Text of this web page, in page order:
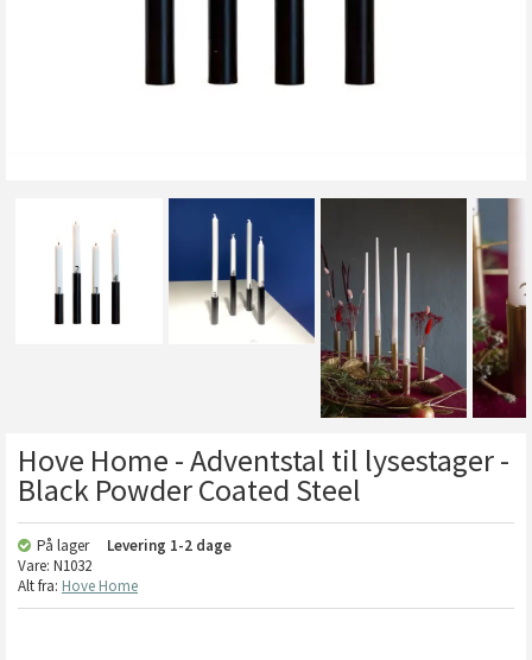
Hove Home - Adventstal til lysestager -
Black Powder Coated Steel
På lager Levering 1-2 dage
Vare: N1032
Alt fra: Hove Home